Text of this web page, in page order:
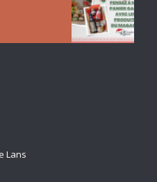
Lans